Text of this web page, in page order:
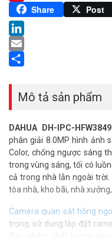
Pinterest
Share Post
LinkedIn
Email
Mô tả sản phẩm
DAHUA DH-IPC-
phân giải 8.0MP hình ảnh
Color, chống ngược sáng
trong vùng sáng, tối có
cả trong nhà lẫn ngoài
tòa nhà, kho bãi, nhà
Camera quan sát hồng
trọng, sử dụng lắp đặt